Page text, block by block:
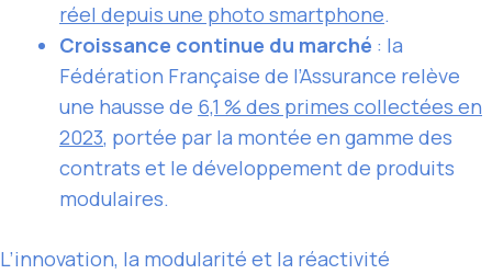
réel depuis une photo smartphone.
Croissance continue du marché : la
Fédération Française de l’Assurance relève
une hausse de 6,1 % des primes collectées en
2023, portée par la montée en gamme des
contrats et le développement de produits
modulaires.
L’innovation, la modularité et la réactivité